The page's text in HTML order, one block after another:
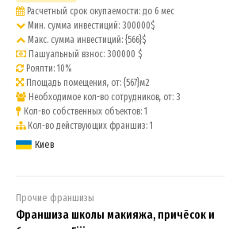
Расчетный срок окупаемости: до 6 мес
Мин. сумма инвестиций: 300000$
Макс. сумма инвестиций: {566}$
Пашуальный взнос: 300000 $
Роялти: 10%
Площадь помещения, от: {567}м2
Необходимое кол-во сотрудников, от: 3
Кол-во собственных объектов: 1
Кол-во действующих франшиз: 1
Киев
Прочие франшизы
Франшиза школы макияжа, причёсок и